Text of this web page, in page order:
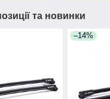
та новинки
–14%